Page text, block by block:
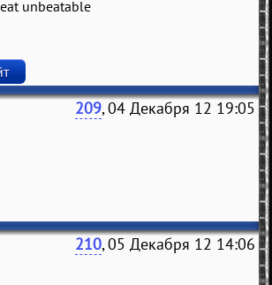
unbeatable
209, 04 Декабря 12 19:05
210, 05 Декабря 12 14:06